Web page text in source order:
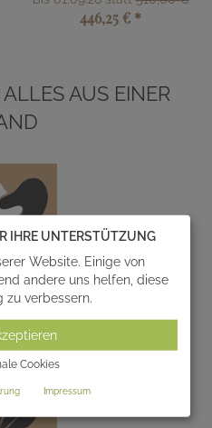
446,25 € *
AUS EINER
gemeinsam mit Ihnen
zur individuellen
Grabanlagen.
IHRE UNTERSTÜTZUNG
Website. Einige von
andere uns helfen, diese
zu verbessern.
Cookies
Impressum